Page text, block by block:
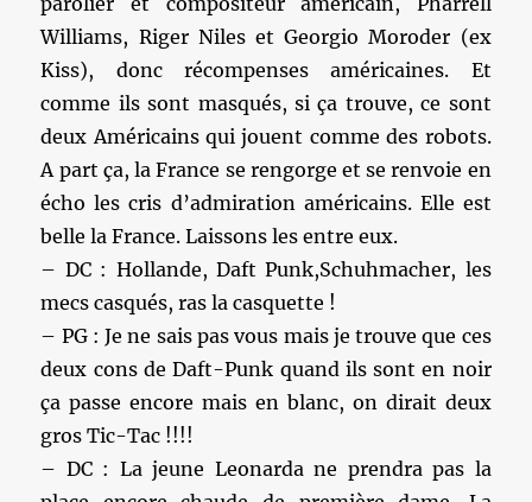
Williams, Riger Niles et Georgio Moroder (ex
Kiss), donc récompenses américaines. Et
comme ils sont masqués, si ça trouve, ce sont
deux Américains qui jouent comme des robots.
A part ça, la France se rengorge et se renvoie en
écho les cris d’admiration américains. Elle est
belle la France. Laissons les entre eux.
– DC : Hollande, Daft Punk,Schuhmacher, les
mecs casqués, ras la casquette !
– PG : Je ne sais pas vous mais je trouve que ces
deux cons de Daft-Punk quand ils sont en noir
ça passe encore mais en blanc, on dirait deux
gros Tic-Tac !!!!
– DC : La jeune Leonarda ne prendra pas la